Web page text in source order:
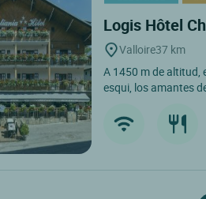
Logis Hôtel
Valloire37 km
A 1450 m de altitud,
esqui, los amantes